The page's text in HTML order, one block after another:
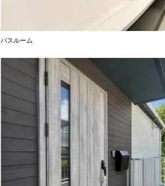
バスルーム